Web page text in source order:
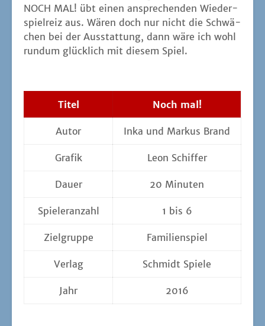
NOCH MAL! übt einen anspre­chen­den Wie­der­
spiel­reiz aus. Wären doch nur nicht die Schwä­
chen bei der Aus­stat­tung, dann wäre ich wohl
rund­um glück­lich mit die­sem Spiel.
Titel Noch mal!
Autor Inka und Mar­kus Brand
Gra­fik Leon Schif­fer
Dau­er 20 Minu­ten
Spie­ler­an­zahl 1 bis 6
Ziel­grup­pe Fami­li­en­spiel
Ver­lag Schmidt Spie­le
Jahr 2016